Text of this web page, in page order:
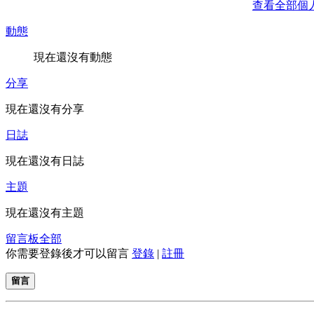
查看全部個
動態
現在還沒有動態
分享
現在還沒有分享
日誌
現在還沒有日誌
主題
現在還沒有主題
留言板全部
你需要登錄後才可以留言 登錄 | 註冊
留言